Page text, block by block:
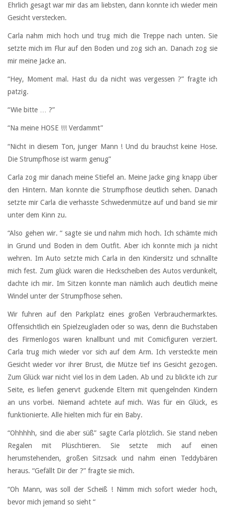
Ehrlich gesagt war mir das am liebsten, dann konnte ich wieder mein
Gesicht verstecken.
Carla nahm mich hoch und trug mich die Treppe nach unten. Sie
setzte mich im Flur auf den Boden und zog sich an. Danach zog sie
mir meine Jacke an.
“Hey, Moment mal. Hast du da nicht was vergessen ?” fragte ich
patzig.
“Wie bitte … ?”
“Na meine HOSE !!! Verdammt”
“Nicht in diesem Ton, junger Mann ! Und du brauchst keine Hose.
Die Strumpfhose ist warm genug”
Carla zog mir danach meine Stiefel an. Meine Jacke ging knapp über
den Hintern. Man konnte die Strumpfhose deutlich sehen. Danach
setzte mir Carla die verhasste Schwedenmütze auf und band sie mir
unter dem Kinn zu.
“Also gehen wir. “ sagte sie und nahm mich hoch. Ich schämte mich
in Grund und Boden in dem Outfit. Aber ich konnte mich ja nicht
wehren. Im Auto setzte mich Carla in den Kindersitz und schnallte
mich fest. Zum glück waren die Heckscheiben des Autos verdunkelt,
dachte ich mir. Im Sitzen konnte man nämlich auch deutlich meine
Windel unter der Strumpfhose sehen.
Wir fuhren auf den Parkplatz eines großen Verbrauchermarktes.
Offensichtlich ein Spielzeugladen oder so was, denn die Buchstaben
des Firmenlogos waren knallbunt und mit Comicfiguren verziert.
Carla trug mich wieder vor sich auf dem Arm. Ich versteckte mein
Gesicht wieder vor ihrer Brust, die Mütze tief ins Gesicht gezogen.
Zum Glück war nicht viel los in dem Laden. Ab und zu blickte ich zur
Seite, es liefen genervt guckende Eltern mit quengelnden Kindern
an uns vorbei. Niemand achtete auf mich. Was für ein Glück, es
funktionierte. Alle hielten mich für ein Baby.
“Ohhhhh, sind die aber süß” sagte Carla plötzlich. Sie stand neben
Regalen mit Plüschtieren. Sie setzte mich auf einen
herumstehenden, großen Sitzsack und nahm einen Teddybären
heraus. “Gefällt Dir der ?” fragte sie mich.
“Oh Mann, was soll der Scheiß ! Nimm mich sofort wieder hoch,
bevor mich jemand so sieht “